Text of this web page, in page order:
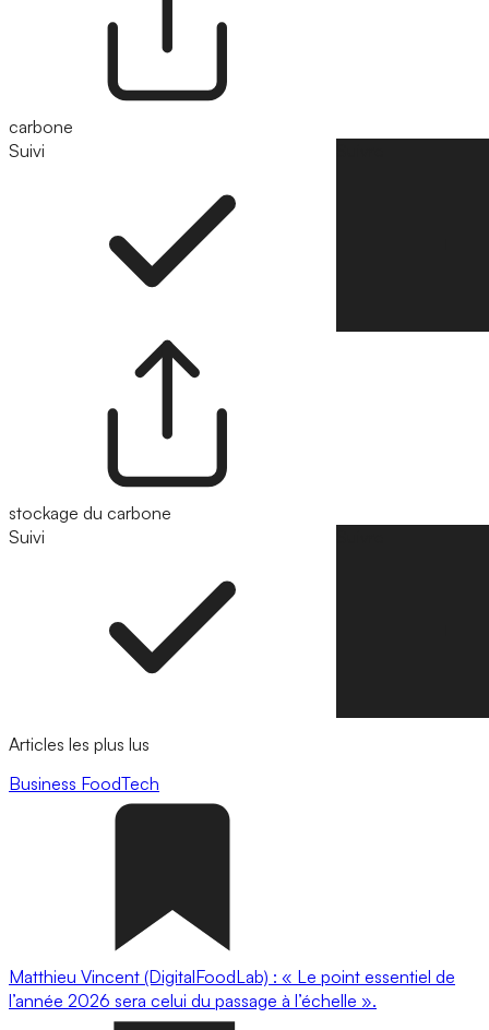
carbone
Suivi
stockage du carbone
Suivi
Articles les plus lus
Business FoodTech
Matthieu Vincent (DigitalFoodLab) : « Le point essentiel de
l’année 2026 sera celui du passage à l’échelle ».